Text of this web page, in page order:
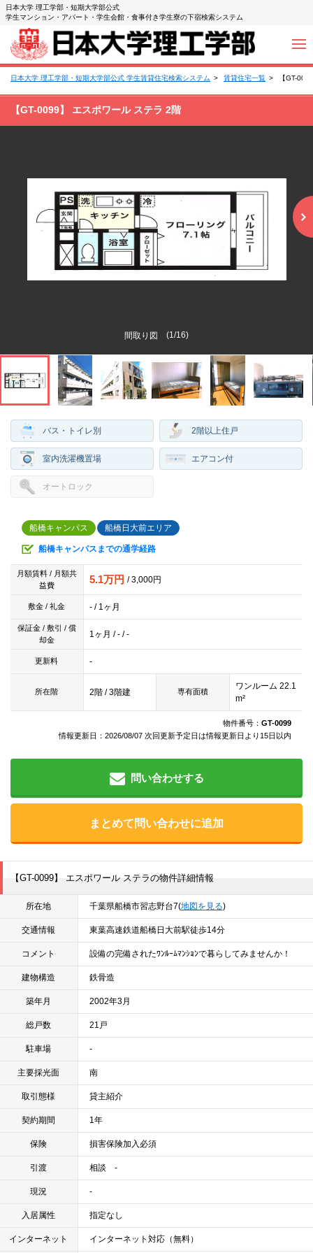
日本大学 理工学部・短期大学部公式
学生マンション・アパート・学生会館・食事付き学生寮の下宿検索システム
日本大学 理工学部・短期大学部公式 学生賃貸住宅検索システム 賃貸住宅一覧 【GT-
【GT-0099】 エスポワール ステラ 2階
間取り図 (1 /16)
バス・トイレ別 2階以上住戸
室内洗濯機置場 エアコン付
オートロック
船橋キャンパス 船橋日大前エリア
船橋キャンパスまでの通学経路
月額賃料 / 月額共
益費
5.1万円 / 3,000円
敷金 / 礼金 - / 1ヶ月
保証金 / 敷引 / 償
却金
1ヶ月 / - / -
更新料 -
所在階 2階 / 3階建 専有面積
ワンルーム 22.1
m²
物件番号： GT-0099
情報更新日：2026/08/07 次回更新予定日は情報更新日より15日以内
問い合わせする
まとめて問い合わせに追加
【GT-0099】 エスポワール ステラの物件詳細情報
所在地 千葉県船橋市習志野台7(地図を見る)
交通情報 東葉高速鉄道船橋日大前駅徒歩14分
コメント 設備の完備されたﾜﾝﾙｰﾑﾏﾝｼｮﾝで暮らしてみませんか！
建物構造 鉄骨造
築年月 2002年3月
総戸数 21戸
駐車場 -
主要採光面 南
取引態様 貸主紹介
契約期間 1年
保険 損害保険加入必須
引渡 相談 -
現況 -
入居属性 指定なし
インターネット インターネット対応（無料）